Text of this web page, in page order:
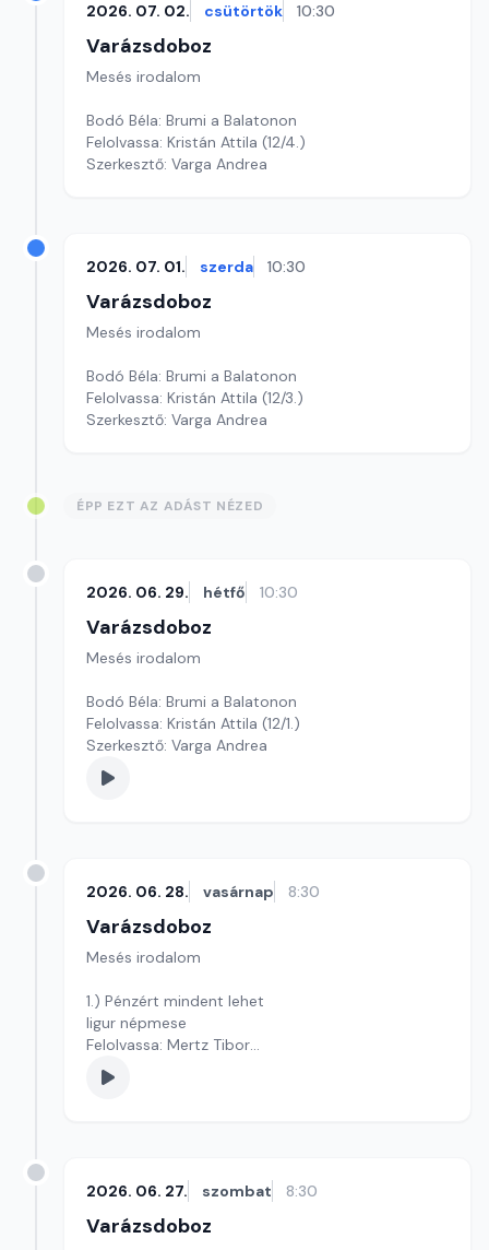
2026. 07. 02. csütörtök 10:30
Varázsdoboz
Mesés irodalom
Bodó Béla: Brumi a Balatonon
Felolvassa: Kristán Attila (12/4.)
Szerkesztő: Varga Andrea
2026. 07. 01. szerda 10:30
Varázsdoboz
Mesés irodalom
Bodó Béla: Brumi a Balatonon
Felolvassa: Kristán Attila (12/3.)
Szerkesztő: Varga Andrea
ÉPP EZT AZ ADÁST NÉZED
2026. 06. 29. hétfő 10:30
Varázsdoboz
Mesés irodalom
Bodó Béla: Brumi a Balatonon
Felolvassa: Kristán Attila (12/1.)
Szerkesztő: Varga Andrea
2026. 06. 28. vasárnap 8:30
Varázsdoboz
Mesés irodalom
1.) Pénzért mindent lehet
ligur népmese
Felolvassa: Mertz Tibor
Szerkesztő: Varga Andrea
2026. 06. 27. szombat 8:30
Varázsdoboz